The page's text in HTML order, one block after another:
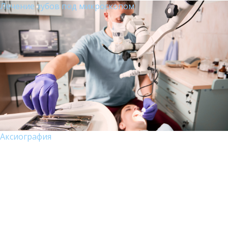
Лечение зубов под микроскопом
Аксиография